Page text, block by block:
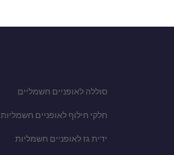
סוללה לאופניים חשמליים
חלקי חילוף לאופניים חשמליות
ידית גז לאופניים חשמליות